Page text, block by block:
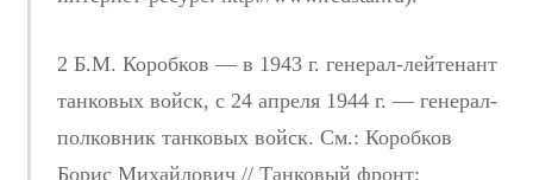
2 Б.М. Коробков — в 1943 г. генерал-лейтенант
танковых войск, с 24 апреля 1944 г. — генерал-
полковник танковых войск. См.: Коробков
Борис Михайлович // Танковый фронт: